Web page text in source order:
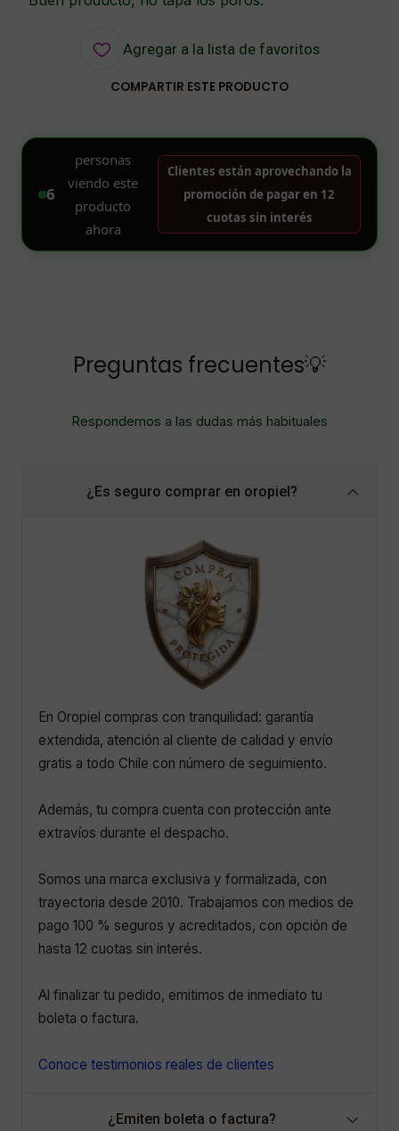
Agregar a la lista de favoritos
COMPARTIR ESTE PRODUCTO
Preguntas frecuentes💡
Respondemos a las dudas más habituales
¿Es seguro comprar en oropiel?
En Oropiel compras con tranquilidad: garantía
extendida, atención al cliente de calidad y envío
gratis a todo Chile con número de seguimiento.
Además, tu compra cuenta con protección ante
extravíos durante el despacho.
Somos una marca exclusiva y formalizada, con
trayectoria desde 2010. Trabajamos con medios de
pago 100 % seguros y acreditados, con opción de
hasta 12 cuotas sin interés.
Al finalizar tu pedido, emitimos de inmediato tu
boleta o factura.
Conoce testimonios reales de clientes
¿Emiten boleta o factura?